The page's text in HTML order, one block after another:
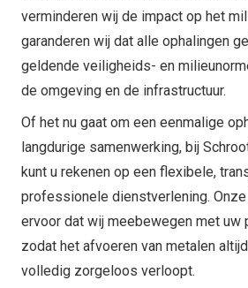
verminderen wij de impact op het
garanderen wij dat alle ophalingen
geldende veiligheids- en
de omgeving en de infrastructuur.
Of het nu gaat om een eenmalige
langdurige samenwerking, bij
kunt u rekenen op een flexibele,
professionele dienstverlening.
ervoor dat wij meebewegen met uw
zodat het afvoeren van metalen
volledig zorgeloos verloopt.